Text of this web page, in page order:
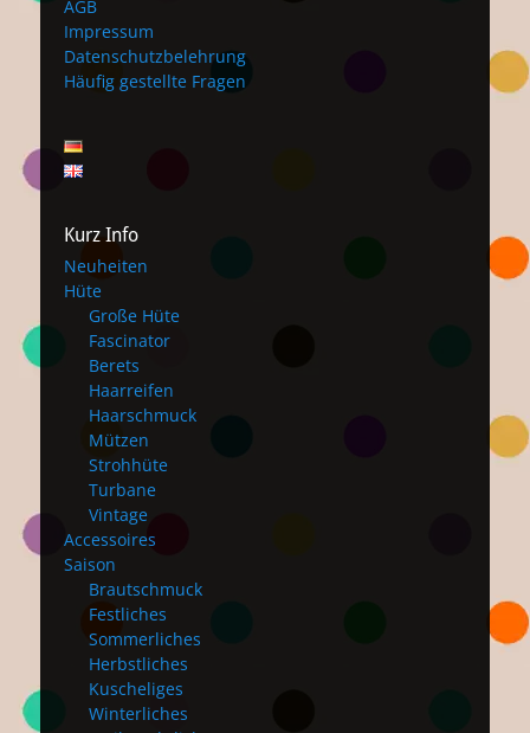
AGB
Impressum
Datenschutzbelehrung
Häufig gestellte Fragen
Kurz Info
Neuheiten
Hüte
Große Hüte
Fascinator
Berets
Haarreifen
Haarschmuck
Mützen
Strohhüte
Turbane
Vintage
Accessoires
Saison
Brautschmuck
Festliches
Sommerliches
Herbstliches
Kuscheliges
Winterliches